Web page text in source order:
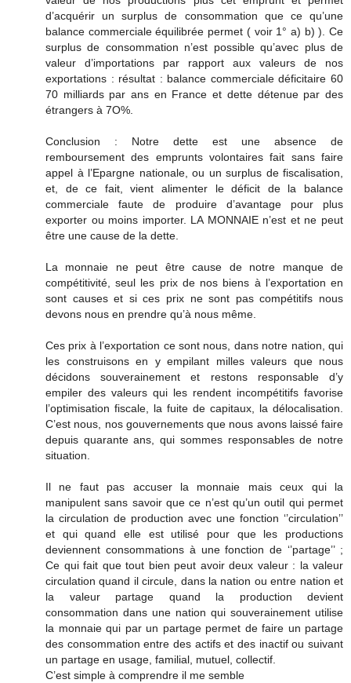
d’acquérir un surplus de consommation que ce qu’une
balance commerciale équilibrée permet ( voir 1° a) b) ). Ce
surplus de consommation n’est possible qu’avec plus de
valeur d’importations par rapport aux valeurs de nos
exportations : résultat : balance commerciale déficitaire 60
70 milliards par ans en France et dette détenue par des
étrangers à 7O%.
Conclusion : Notre dette est une absence de
remboursement des emprunts volontaires fait sans faire
appel à l’Epargne nationale, ou un surplus de fiscalisation,
et, de ce fait, vient alimenter le déficit de la balance
commerciale faute de produire d’avantage pour plus
exporter ou moins importer. LA MONNAIE n’est et ne peut
être une cause de la dette.
La monnaie ne peut être cause de notre manque de
compétitivité, seul les prix de nos biens à l’exportation en
sont causes et si ces prix ne sont pas compétitifs nous
devons nous en prendre qu’à nous même.
Ces prix à l’exportation ce sont nous, dans notre nation, qui
les construisons en y empilant milles valeurs que nous
décidons souverainement et restons responsable d’y
empiler des valeurs qui les rendent incompétitifs favorise
l’optimisation fiscale, la fuite de capitaux, la délocalisation.
C’est nous, nos gouvernements que nous avons laissé faire
depuis quarante ans, qui sommes responsables de notre
situation.
Il ne faut pas accuser la monnaie mais ceux qui la
manipulent sans savoir que ce n’est qu’un outil qui permet
la circulation de production avec une fonction ‘’circulation’’
et qui quand elle est utilisé pour que les productions
deviennent consommations à une fonction de ‘’partage’’ ;
Ce qui fait que tout bien peut avoir deux valeur : la valeur
circulation quand il circule, dans la nation ou entre nation et
la valeur partage quand la production devient
consommation dans une nation qui souverainement utilise
la monnaie qui par un partage permet de faire un partage
des consommation entre des actifs et des inactif ou suivant
un partage en usage, familial, mutuel, collectif.
C’est simple à comprendre il me semble